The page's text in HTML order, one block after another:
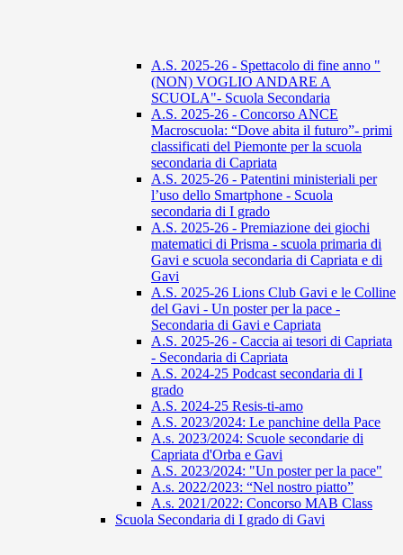
A.S. 2025-26 - Spettacolo di fine anno "
(NON) VOGLIO ANDARE A
SCUOLA"- Scuola Secondaria
A.S. 2025-26 - Concorso ANCE
Macroscuola: “Dove abita il futuro”- primi
classificati del Piemonte per la scuola
secondaria di Capriata
A.S. 2025-26 - Patentini ministeriali per
l’uso dello Smartphone - Scuola
secondaria di I grado
A.S. 2025-26 - Premiazione dei giochi
matematici di Prisma - scuola primaria di
Gavi e scuola secondaria di Capriata e di
Gavi
A.S. 2025-26 Lions Club Gavi e le Colline
del Gavi - Un poster per la pace -
Secondaria di Gavi e Capriata
A.S. 2025-26 - Caccia ai tesori di Capriata
- Secondaria di Capriata
A.S. 2024-25 Podcast secondaria di I
grado
A.S. 2024-25 Resis-ti-amo
A.S. 2023/2024: Le panchine della Pace
A.s. 2023/2024: Scuole secondarie di
Capriata d'Orba e Gavi
A.S. 2023/2024: "Un poster per la pace"
A.s. 2022/2023: “Nel nostro piatto”
A.s. 2021/2022: Concorso MAB Class
Scuola Secondaria di I grado di Gavi